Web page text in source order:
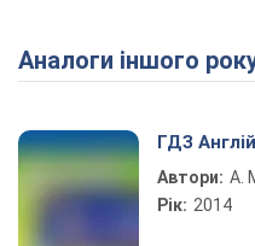
Аналоги іншого
ГДЗ
Автори: А.
Рік: 2014